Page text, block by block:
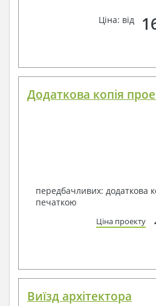
Ціна: від
Додаткова копія
передбачливих: додаткова
печаткою
Ціна проекту
Виїзд архітектора